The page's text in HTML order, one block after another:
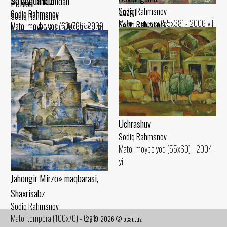
Sodiq Rahmsnov
Mato, tempera (90x70) - 1992 yil
Lazgi
Sodiq Rahmsnov
Mato, tempera (90x70) - 1999 yil
Sodiq Rahmsnov
Mato, moybo‘yoq (60x70) - 2002
yil
Sodiq Rahmsnov
Mato, tempera (55x38) - 2006 yil
Sodiq Rahmsnov
Mato, moybo‘yoq (100x80) - 0 yil
Uchrashuv
Sodiq Rahmsnov
Mato, moybo‘yoq (55x60) - 2004
yil
Jahongir Mirzo» maqbarasi,
Shaxrisabz
Sodiq Rahmsnov
Mato, tempera (100x70) - 0 yil2019-2026 © ocau.uz